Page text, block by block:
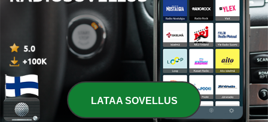
La Rosa de los Vientos British Scandal
LATAA SOVELLUS